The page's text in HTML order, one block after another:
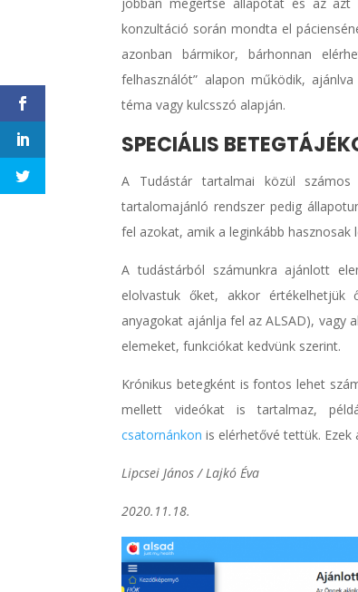
konzultáció során mondta el
azonban bármikor, bárhonnan
felhasználót” alapon működik,
téma vagy kulcsszó alapján.
SPECIÁLIS
A Tudástár tartalmai közül
tartalomajánló rendszer pedig
fel azokat, amik a leginkább hasznosak
A tudástárból számunkra ajánlott
elolvastuk őket, akkor értékelhetjük
anyagokat ajánlja fel az ALSAD), vagy
elemeket, funkciókat kedvünk szerint.
Krónikus betegként is fontos lehet
mellett videókat is tartalmaz,
csatornánkon is elérhetővé tettük.
Lipcsei János / Lajkó Éva
2020.11.18.